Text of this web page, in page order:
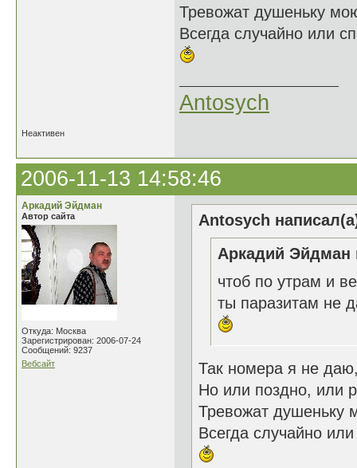
Тревожат душеньку
Всегда случайно или
Antosych
Неактивен
2006-11-13 14:58:46
Аркадий Эйдман
Автор сайта
Откуда: Москва
Зарегистрирован: 2006-07-24
Сообщений: 9237
Вебсайт
Antosych
Аркадий Эйдман
чтоб по утрам и
ты паразитам не
Так номера я не
Но или поздно, или
Тревожат душеньку
Всегда случайно